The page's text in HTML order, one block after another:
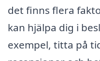
det finns flera
kan hjälpa dig i
exempel, titta på